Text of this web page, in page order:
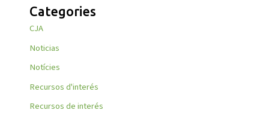
Categories
CJA
Noticias
Notícies
Recursos d'interés
Recursos de interés